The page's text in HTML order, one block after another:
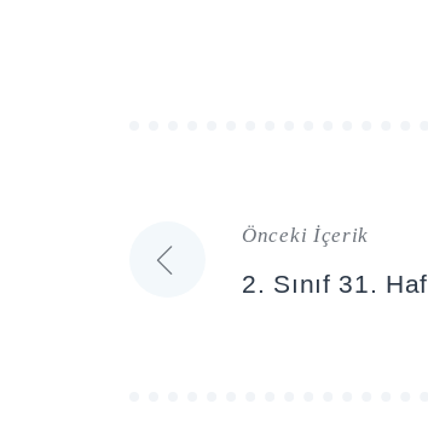
Yazı
Önceki İçerik
2. Sınıf 31.